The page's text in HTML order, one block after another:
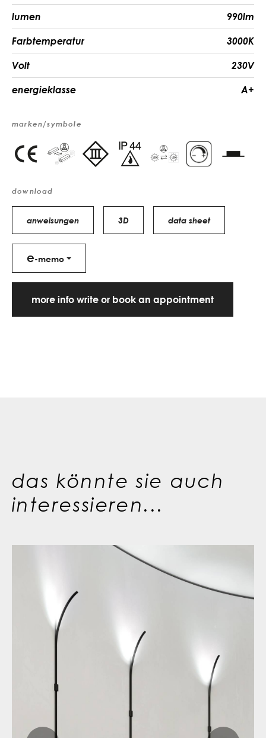
lumen 990lm
Farbtemperatur 3000K
Volt 230V
energieklasse A+
marken/symbole
download
anweisungen 3D data sheet
e-memo
more info write or book an appointment
das könnte sie auch
interessieren...